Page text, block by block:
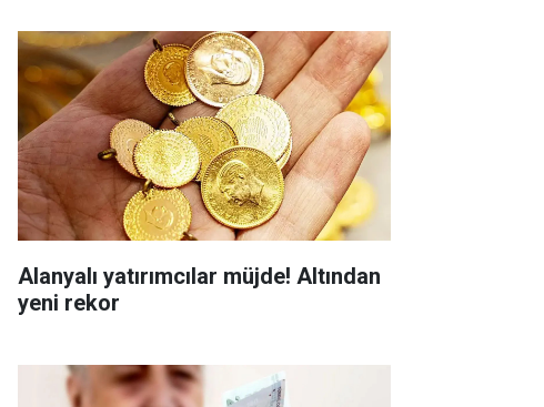
Alanyalı yatırımcılar müjde! Altından
yeni rekor